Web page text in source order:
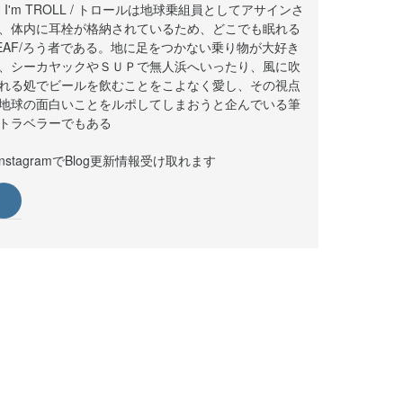
I'm TROLL / トロールは地球乗組員としてアサインさ
体内に耳栓が格納されているため、どこでも眠れる
ろう者である。地に足をつかない乗り物が大好き
シーカヤックやＳＵＰで無人浜へいったり、風に吹
る処でビールを飲むことをこよなく愛し、その視点
球の面白いことをルポしてしまおうと企んでいる筆
ラベラーでもある
でBlog更新情報受け取れます